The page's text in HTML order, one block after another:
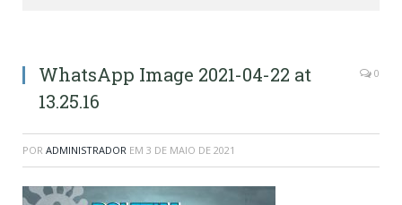
WhatsApp Image 2021-04-22 at
13.25.16
0
POR ADMINISTRADOR EM 3 DE MAIO DE 2021